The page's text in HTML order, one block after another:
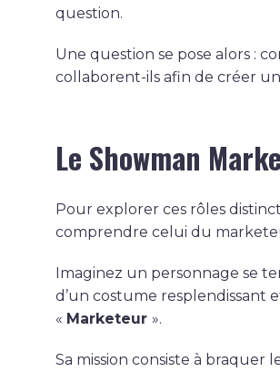
question.
Une question se pose alors :
collaborent-ils afin de créer
Le Showman
Pour explorer ces rôles
comprendre celui du
Imaginez un personnage se
d’un costume resplendissant
« Marketeur ».
Sa mission consiste à braquer